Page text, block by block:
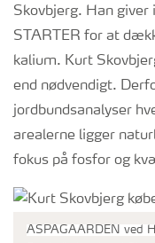
Skovbjerg. Han
STARTER for at
kalium. Kurt
end nødvendigt.
jordbundsanalyser
arealerne ligger
fokus på fosfor og
ASPAGAARDEN ved